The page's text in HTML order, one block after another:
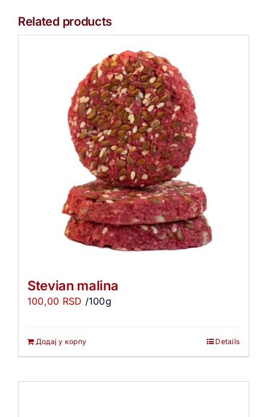
Related products
Stevian malina
100,00 RSD /100g
Додај у корпу Details